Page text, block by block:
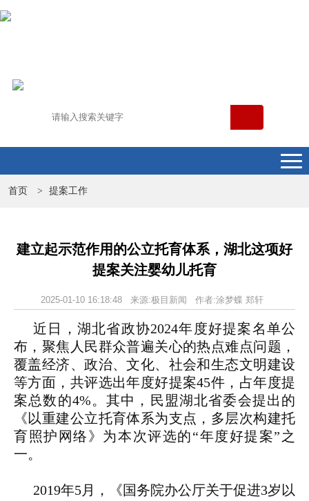
首页 > 提案工作
建立起示范作用的公立托育体系，湖北这项好
提案关注婴幼儿托育
2025-01-10 16:18:48 来源:极目新闻 作者:涂梦蝶 郑轩
近日，湖北省政协2024年度好提案名单公
布，聚焦人民群众普遍关心的热点难点问题，
覆盖经济、政治、文化、社会和生态文明建设
等方面，共评选出年度好提案45件，占年度提
案总数的4%。其中，民盟湖北省委会提出的
《以重建公立托育体系为支点，多层次构建托
育照护网络》为本次评选的“年度好提案”之
一。
2019年5月，《国务院办公厅关于促进3岁以